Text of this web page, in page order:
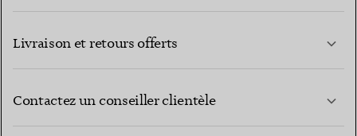
Livraison et retours offerts
Contactez un conseiller clientèle